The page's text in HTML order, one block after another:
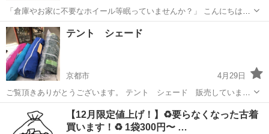
「倉庫やお家に不要なホイール等眠っていませんか？」 こんにちは！
京都府京都市 山科区と長岡京市 にあるタイヤ、ホイール買取専門
店です。 ★全国11店舗にて営業中★ ★京都は2店舗あり、長岡京店も
営業中です♪★ ...
京都 京都市 リサイクルショップ
テント シェード
京都市
4月29日
ご覧頂きありがとうございます。 テント シェード 販売していま
す。 当店はリサイクルショップです。 こちらの商品は店頭での販売も
致しておりますので、売切れの際はご了承下さい。 当店は店頭販売を
主におこなっております。 ...
リサイクルショップ
【12月限定値上げ！】♻️要らなくなった古着
買います！♻️ 1袋300円〜 …